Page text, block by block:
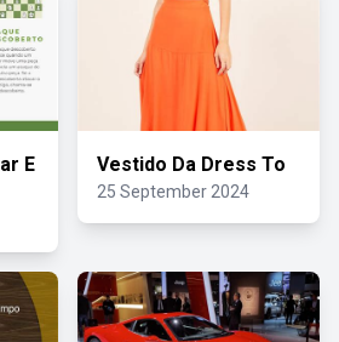
E
Vestido Da Dress To
25 September 2024